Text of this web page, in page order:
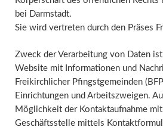
bei Darmstadt.
Sie wird vertreten durch den Präses
Zweck der Verarbeitung von Daten
Website mit Informationen und
Freikirchlicher Pfingstgemeinden
Einrichtungen und Arbeitszweigen.
Möglichkeit der Kontaktaufnahme
Geschäftsstelle mittels